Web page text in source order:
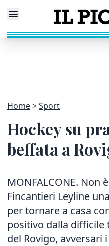
Home Sport
Hockey su
beffata a
MONFALCONE. Non
Fincantieri Leyline
per tornare a casa
positivo dalla difficile
del Rovigo, avversari